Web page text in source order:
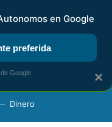
DIGITAL RENTA
Dinero
×
en Google
preferida
Google